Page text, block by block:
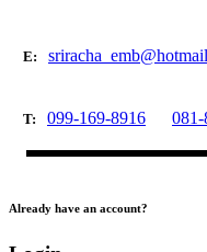
E:
T: 099-169-8916 081-
Already have an account?